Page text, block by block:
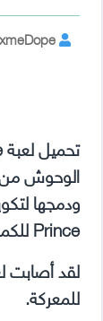
Post
ودمجها
Prince للكمبيوتر برابط مباشر ميديافير مجانا.
لقد أصابت
للمعركة.